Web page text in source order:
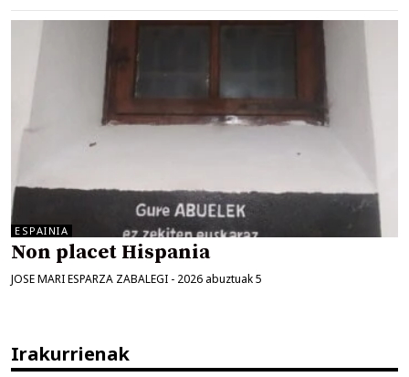
ESPAINIA
Non placet Hispania
JOSE MARI ESPARZA ZABALEGI - 2026 abuztuak 5
Irakurrienak